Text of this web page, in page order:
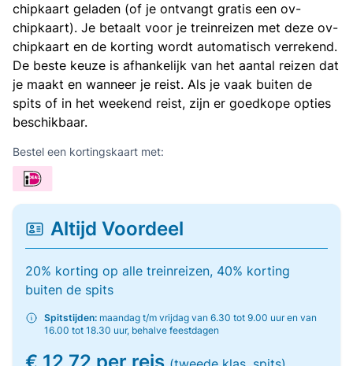
chipkaart geladen (of je ontvangt gratis een ov-
chipkaart). Je betaalt voor je treinreizen met deze ov-
chipkaart en de korting wordt automatisch verrekend.
De beste keuze is afhankelijk van het aantal reizen dat
je maakt en wanneer je reist. Als je vaak buiten de
spits of in het weekend reist, zijn er goedkope opties
beschikbaar.
Bestel een kortingskaart met:
Altijd Voordeel
20% korting op alle treinreizen, 40% korting
buiten de spits
Spitstijden: maandag t/m vrijdag van 6.30 tot 9.00 uur en van
16.00 tot 18.30 uur, behalve feestdagen